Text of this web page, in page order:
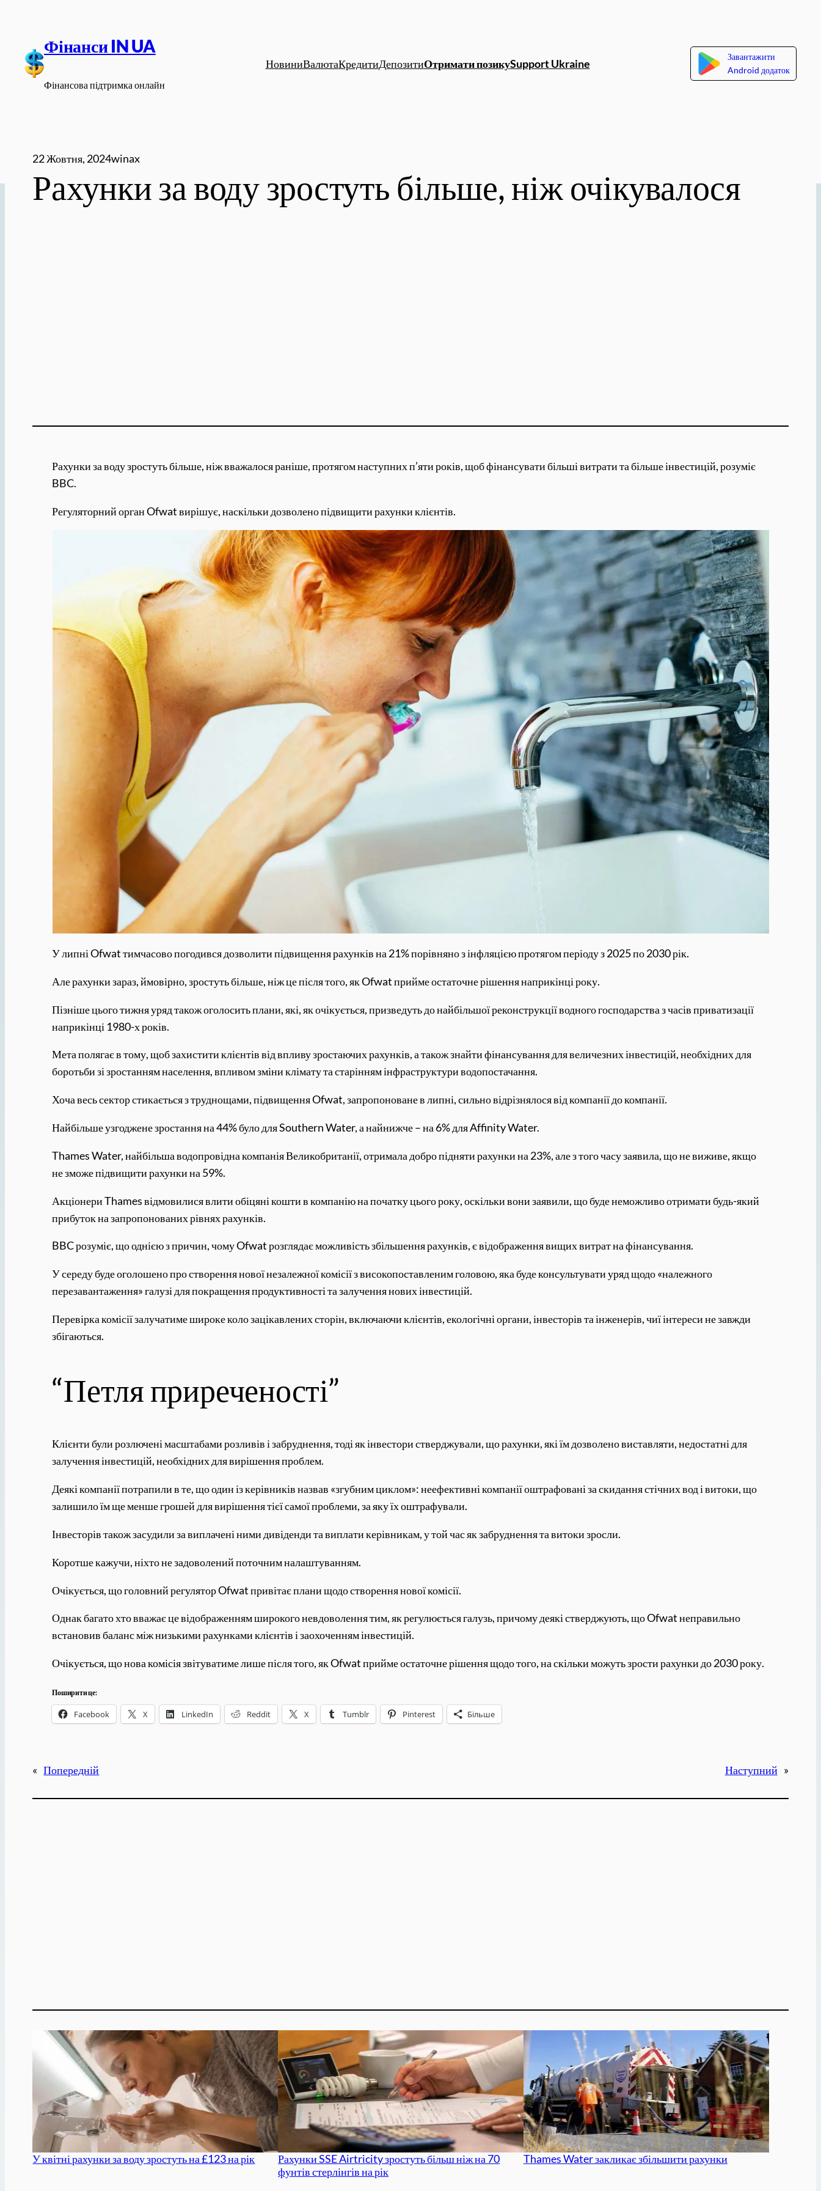
вмісту
Фінанси IN UA
Фінансова підтримка онлайн
НовиниВалютаКредитиДепозитиОтримати позикуSupport Ukraine
Завантажити
Android додаток
22 Жовтня, 2024winax
Рахунки за воду зростуть більше, ніж очікувалося
Рахунки за воду зростуть більше, ніж вважалося раніше, протягом наступних п’яти років, щоб фінансувати більші витрати та більше інвестицій, розуміє
BBC.
Регуляторний орган Ofwat вирішує, наскільки дозволено підвищити рахунки клієнтів.
У липні Ofwat тимчасово погодився дозволити підвищення рахунків на 21% порівняно з інфляцією протягом періоду з 2025 по 2030 рік.
Але рахунки зараз, ймовірно, зростуть більше, ніж це після того, як Ofwat прийме остаточне рішення наприкінці року.
Пізніше цього тижня уряд також оголосить плани, які, як очікується, призведуть до найбільшої реконструкції водного господарства з часів приватизації
наприкінці 1980-х років.
Мета полягає в тому, щоб захистити клієнтів від впливу зростаючих рахунків, а також знайти фінансування для величезних інвестицій, необхідних для
боротьби зі зростанням населення, впливом зміни клімату та старінням інфраструктури водопостачання.
Хоча весь сектор стикається з труднощами, підвищення Ofwat, запропоноване в липні, сильно відрізнялося від компанії до компанії.
Найбільше узгоджене зростання на 44% було для Southern Water, а найнижче – на 6% для Affinity Water.
Thames Water, найбільша водопровідна компанія Великобританії, отримала добро підняти рахунки на 23%, але з того часу заявила, що не виживе, якщо
не зможе підвищити рахунки на 59%.
Акціонери Thames відмовилися влити обіцяні кошти в компанію на початку цього року, оскільки вони заявили, що буде неможливо отримати будь-який
прибуток на запропонованих рівнях рахунків.
BBC розуміє, що однією з причин, чому Ofwat розглядає можливість збільшення рахунків, є відображення вищих витрат на фінансування.
У середу буде оголошено про створення нової незалежної комісії з високопоставленим головою, яка буде консультувати уряд щодо «належного
перезавантаження» галузі для покращення продуктивності та залучення нових інвестицій.
Перевірка комісії залучатиме широке коло зацікавлених сторін, включаючи клієнтів, екологічні органи, інвесторів та інженерів, чиї інтереси не завжди
збігаються.
“Петля приреченості”
Клієнти були розлючені масштабами розливів і забруднення, тоді як інвестори стверджували, що рахунки, які їм дозволено виставляти, недостатні для
залучення інвестицій, необхідних для вирішення проблем.
Деякі компанії потрапили в те, що один із керівників назвав «згубним циклом»: неефективні компанії оштрафовані за скидання стічних вод і витоки, що
залишило їм ще менше грошей для вирішення тієї самої проблеми, за яку їх оштрафували.
Інвесторів також засудили за виплачені ними дивіденди та виплати керівникам, у той час як забруднення та витоки зросли.
Коротше кажучи, ніхто не задоволений поточним налаштуванням.
Очікується, що головний регулятор Ofwat привітає плани щодо створення нової комісії.
Однак багато хто вважає це відображенням широкого невдоволення тим, як регулюється галузь, причому деякі стверджують, що Ofwat неправильно
встановив баланс між низькими рахунками клієнтів і заохоченням інвестицій.
Очікується, що нова комісія звітуватиме лише після того, як Ofwat прийме остаточне рішення щодо того, на скільки можуть зрости рахунки до 2030 року.
Поширити це:
Facebook X LinkedIn Reddit X Tumblr Pinterest Більше
« Попередній Наступний »
У квітні рахунки за воду зростуть на £123 на рік
Рахунки SSE Airtricity зростуть більш ніж на 70
фунтів стерлінгів на рік
Thames Water закликає збільшити рахунки